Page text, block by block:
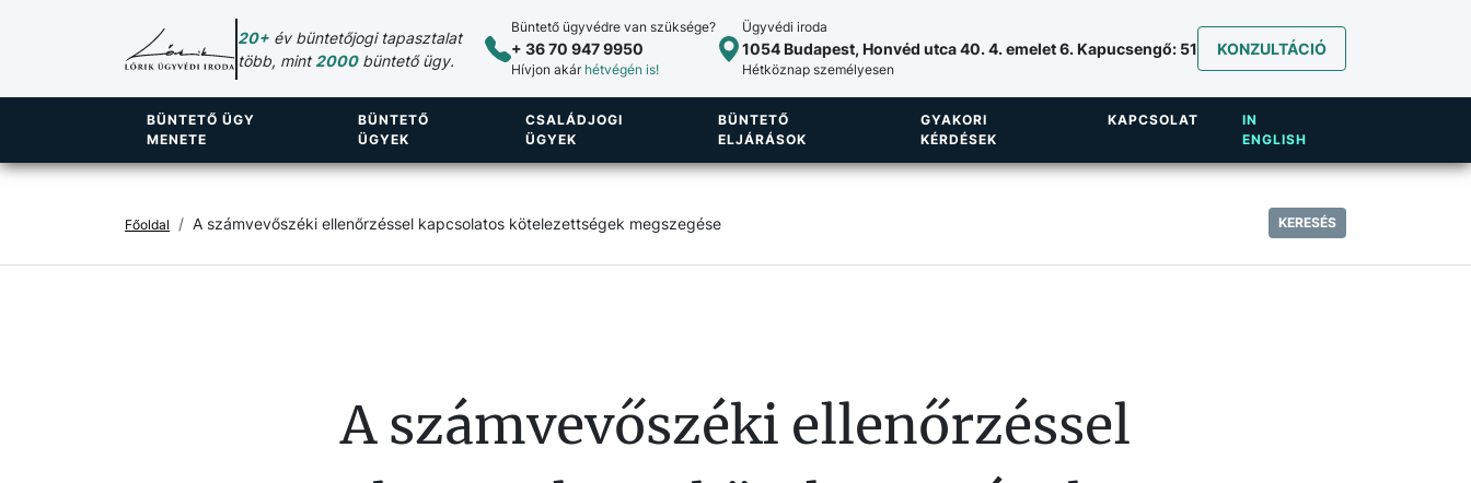
20+ év büntetőjogi tapasztalat
több, mint2000büntető ügy.
Büntető ügyvédre van szüksége?
+ 36 70 947 9950
Hívjon akár hétvégén is!
Ügyvédi iroda
1054 Budapest, Honvéd utca 40. 4. emelet 6. Kapucsengő: 51
Hétköznap személyesen
KONZULTÁCIÓ
IN
ENGLISH
BÜNTETŐ ÜGY
MENETE
BÜNTETŐ
ÜGYEK
CSALÁDJOGI
ÜGYEK
BÜNTETŐ
ELJÁRÁSOK
GYAKORI
KÉRDÉSEK
KAPCSOLAT
Főoldal A számvevőszéki ellenőrzéssel kapcsolatos kötelezettségek megszegése KERESÉS
A számvevőszéki ellenőrzéssel